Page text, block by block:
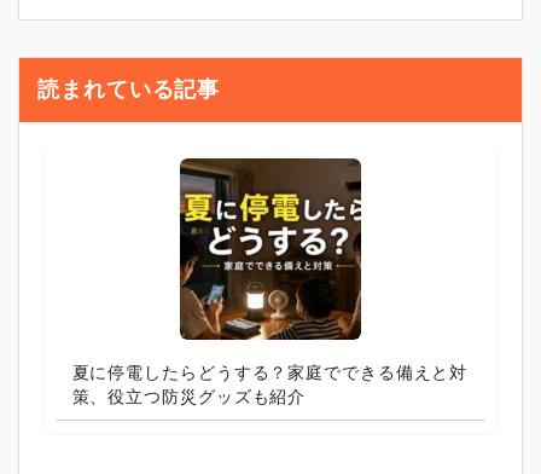
読まれている記事
夏に停電したらどうする？家庭でできる備えと対
策、役立つ防災グッズも紹介